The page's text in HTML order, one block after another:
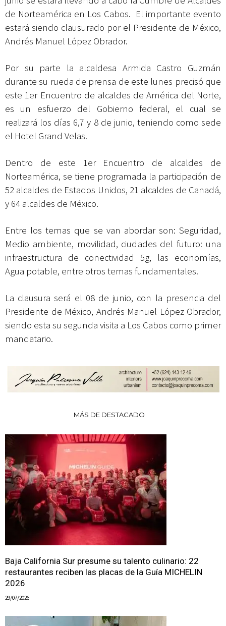
de Norteamérica en Los Cabos. El importante evento
estará siendo clausurado por el Presidente de México,
Andrés Manuel López Obrador.
Por su parte la alcaldesa Armida Castro Guzmán
durante su rueda de prensa de este lunes precisó que
este 1er Encuentro de alcaldes de América del Norte,
es un esfuerzo del Gobierno federal, el cual se
realizará los días 6,7 y 8 de junio, teniendo como sede
el Hotel Grand Velas.
Dentro de este 1er Encuentro de alcaldes de
Norteamérica, se tiene programada la participación de
52 alcaldes de Estados Unidos, 21 alcaldes de Canadá,
y 64 alcaldes de México.
Entre los temas que se van abordar son: Seguridad,
Medio ambiente, movilidad, ciudades del futuro: una
infraestructura de conectividad 5g, las economías,
Agua potable, entre otros temas fundamentales.
La clausura será el 08 de junio, con la presencia del
Presidente de México, Andrés Manuel López Obrador,
siendo esta su segunda visita a Los Cabos como primer
mandatario.
MÁS DE DESTACADO
Baja California Sur presume su talento culinario: 22
restaurantes reciben las placas de la Guía MICHELIN
2026
29/07/2026